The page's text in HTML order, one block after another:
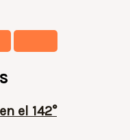
el 142°